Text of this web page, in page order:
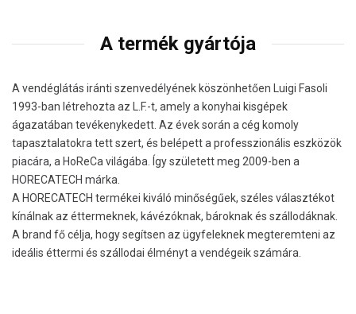
A termék gyártója
A vendéglátás iránti szenvedélyének köszönhetően Luigi Fasoli
1993-ban létrehozta az L.F.-t, amely a konyhai kisgépek
ágazatában tevékenykedett. Az évek során a cég komoly
tapasztalatokra tett szert, és belépett a professzionális eszközök
piacára, a HoReCa világába. Így született meg 2009-ben a
HORECATECH márka.
A HORECATECH termékei kiváló minőségűek, széles választékot
kínálnak az éttermeknek, kávézóknak, bároknak és szállodáknak.
A brand fő célja, hogy segítsen az ügyfeleknek megteremteni az
ideális éttermi és szállodai élményt a vendégeik számára.